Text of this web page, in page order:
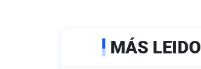
MÁS LEIDO